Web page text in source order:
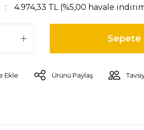
4.974,33 TL (%5,00 havale
Sepete
Ürünü Paylaş